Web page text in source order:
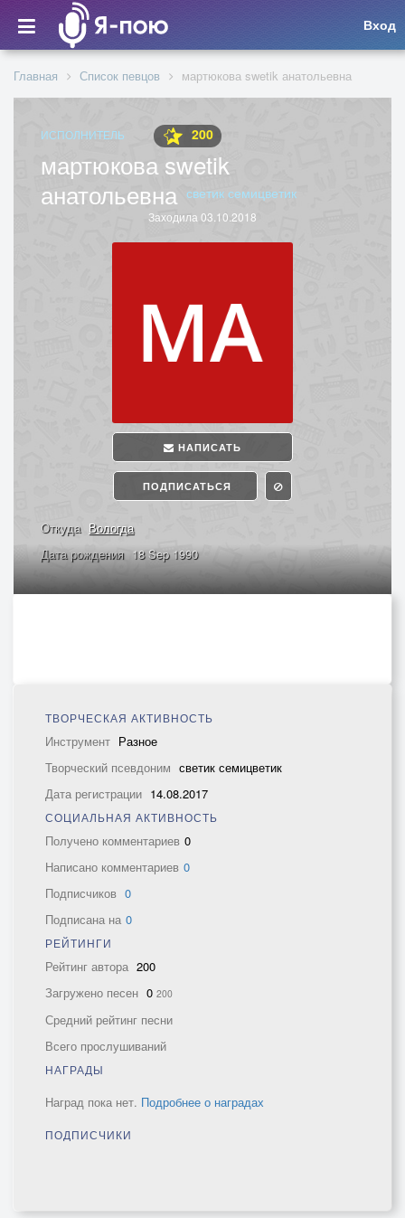
Вход
Главная Список певцов мартюкова swetik анатольевна
ИСПОЛНИТЕЛЬ 200
мартюкова swetik
анатольевна светик семицветик
Заходила 03.10.2018
НАПИСАТЬ
ПОДПИСАТЬСЯ
Откуда Вологда
Дата рождения 18 Sep 1990
ТВОРЧЕСКАЯ АКТИВНОСТЬ
Инструмент Разное
Творческий псевдоним светик семицветик
Дата регистрации 14.08.2017
СОЦИАЛЬНАЯ АКТИВНОСТЬ
Получено комментариев 0
Написано комментариев 0
Подписчиков 0
Подписана на 0
РЕЙТИНГИ
Рейтинг автора 200
Загружено песен 0 200
Средний рейтинг песни
Всего прослушиваний
НАГРАДЫ
Наград пока нет. Подробнее о наградах
ПОДПИСЧИКИ